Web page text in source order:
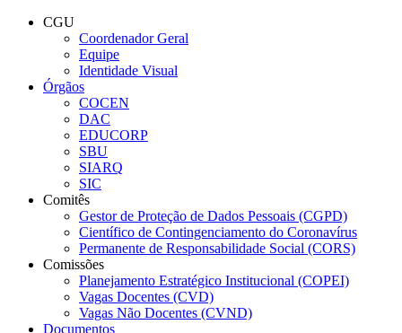
Conteúdo principal
CGU
Coordenador Geral
Equipe
Identidade Visual
Órgãos
COCEN
DAC
EDUCORP
SBU
SIARQ
SIC
Comitês
Gestor de Proteção de Dados Pessoais (CGPD)
Científico de Contingenciamento do Coronavírus
Permanente de Responsabilidade Social (CORS)
Comissões
Planejamento Estratégico Institucional (COPEI)
Vagas Docentes (CVD)
Vagas Não Docentes (CVND)
Documentos